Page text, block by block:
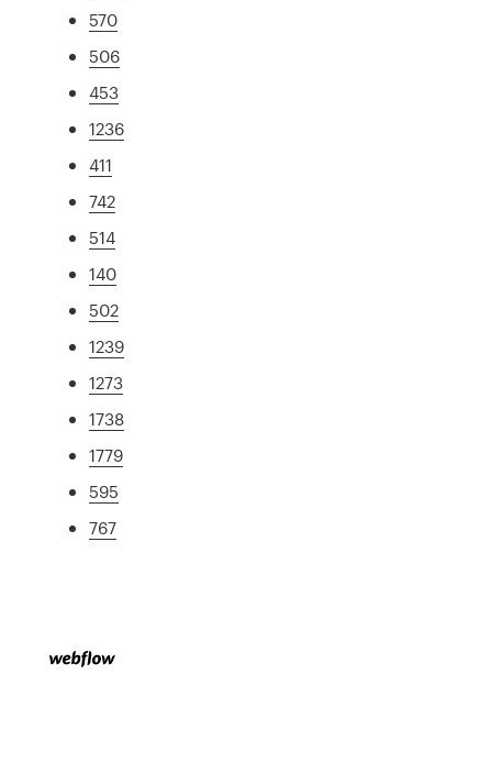
570
506
453
1236
411
742
514
140
502
1239
1273
1738
1779
595
767